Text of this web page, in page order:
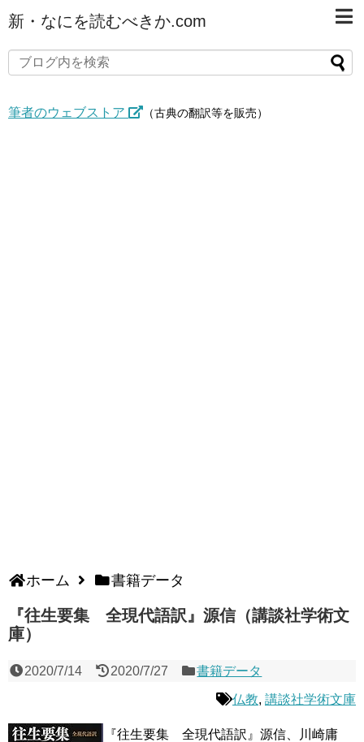
新・なにを読むべきか.com
筆者のウェブストア （古典の翻訳等を販売）
ホーム 書籍データ
『往生要集 全現代語訳』源信（講談社学術文
庫）
2020/7/14 2020/7/27 書籍データ
仏教, 講談社学術文庫
『往生要集 全現代語訳』源信、川崎庸